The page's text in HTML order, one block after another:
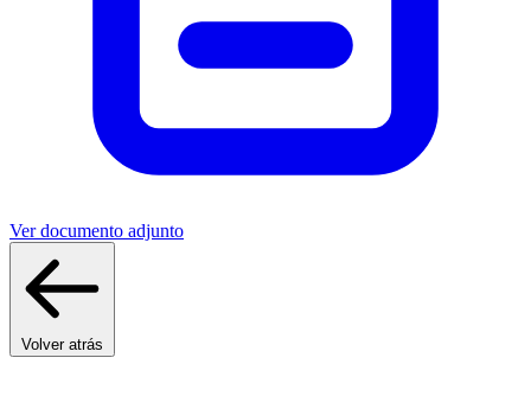
Ver documento adjunto
Volver atrás